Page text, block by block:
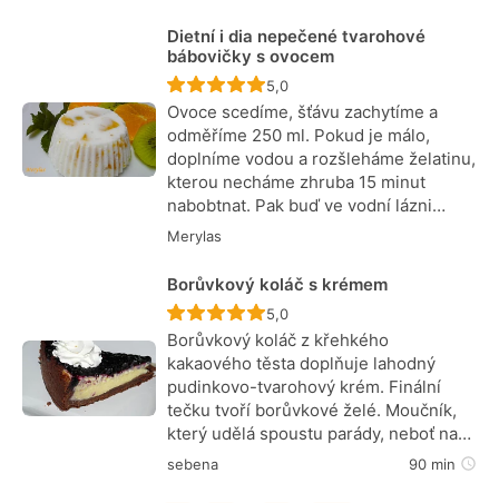
Dietní i dia nepečené tvarohové
bábovičky s ovocem
Recept ještě nebyl hodnocen
5,0
Ovoce scedíme, šťávu zachytíme a
odměříme 250 ml. Pokud je málo,
doplníme vodou a rozšleháme želatinu,
kterou necháme zhruba 15 minut
nabobtnat. Pak buď ve vodní lázni…
Merylas
Borůvkový koláč s krémem
Recept ještě nebyl hodnocen
5,0
Borůvkový koláč z křehkého
kakaového těsta doplňuje lahodný
pudinkovo-tvarohový krém. Finální
tečku tvoří borůvkové želé. Moučník,
který udělá spoustu parády, neboť na…
sebena 90 min